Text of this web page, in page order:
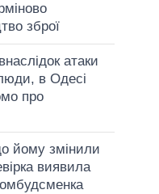
зброї
атаки
в Одесі
про
йому змінили
виявила